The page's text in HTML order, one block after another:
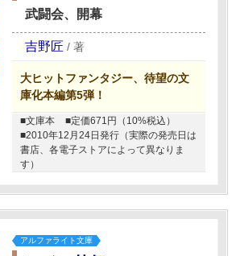
武闘会、開幕
吉野匠 / 著
大ヒットファンタジー、待望の文
庫化本編第5弾！
■文庫本
■定価671円（10%税込）
■2010年12月24日発行（実際の発売日は
書店、各電子ストアによって異なりま
す）
アルファライト文庫